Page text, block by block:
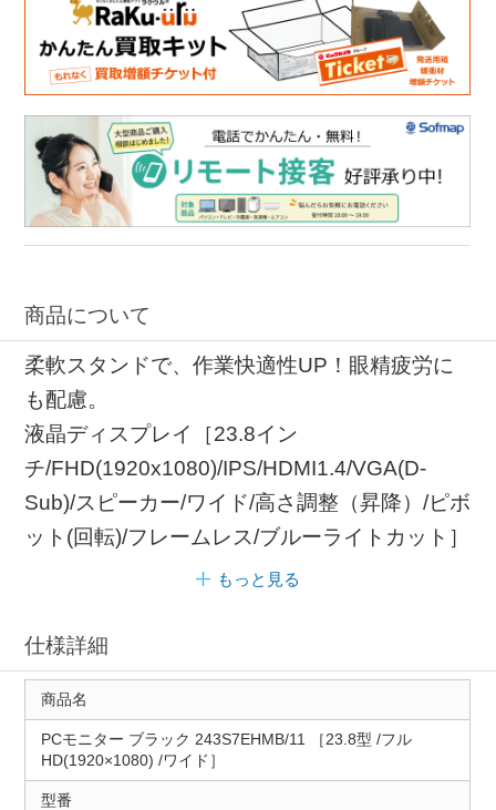
商品について
柔軟スタンドで、作業快適性UP！眼精疲労に
も配慮。
液晶ディスプレイ［23.8イン
チ/FHD(1920x1080)/IPS/HDMI1.4/VGA(D-
Sub)/スピーカー/ワイド/高さ調整（昇降）/ピボ
ット(回転)/フレームレス/ブルーライトカット］
もっと見る
仕様詳細
商品名
PCモニター ブラック 243S7EHMB/11 ［23.8型 /フル
HD(1920×1080) /ワイド］
型番